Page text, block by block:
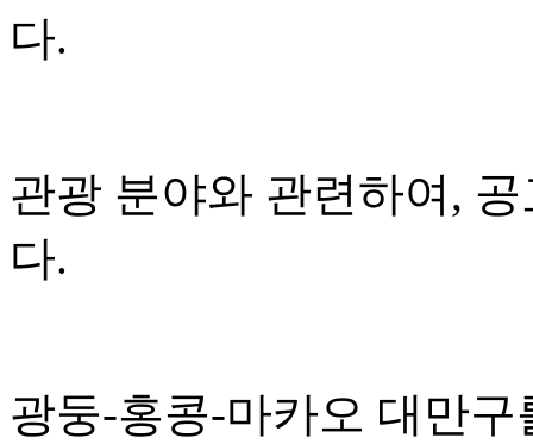
다.
관광 분야와 관련하여,
다.
광둥-홍콩-마카오 대만